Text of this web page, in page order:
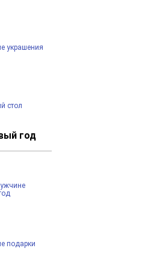
украшения
стол
год
подарки